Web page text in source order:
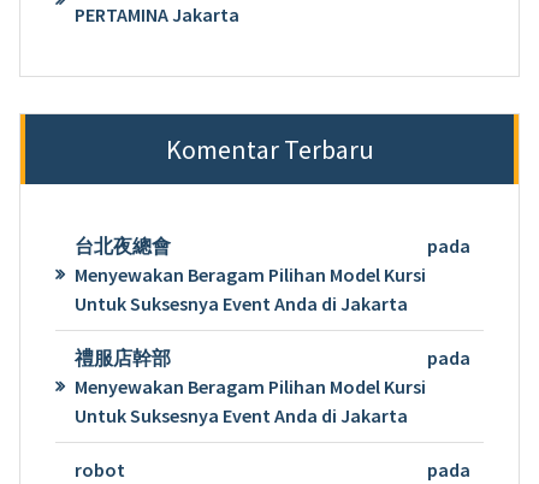
PERTAMINA Jakarta
Komentar Terbaru
台北夜總會
pada
Menyewakan Beragam Pilihan Model Kursi
Untuk Suksesnya Event Anda di Jakarta
禮服店幹部
pada
Menyewakan Beragam Pilihan Model Kursi
Untuk Suksesnya Event Anda di Jakarta
robot
pada